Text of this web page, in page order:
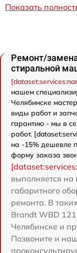
Показать
Ремонт/
стиральной
нашем
Челябинске
виды работ и
гарантию - мы в
работ.
на -15% дешевле
форму заказа
выполняется на
габаритного
ремонта. В
Brandt WBD
Челябинске и
Позвоните и